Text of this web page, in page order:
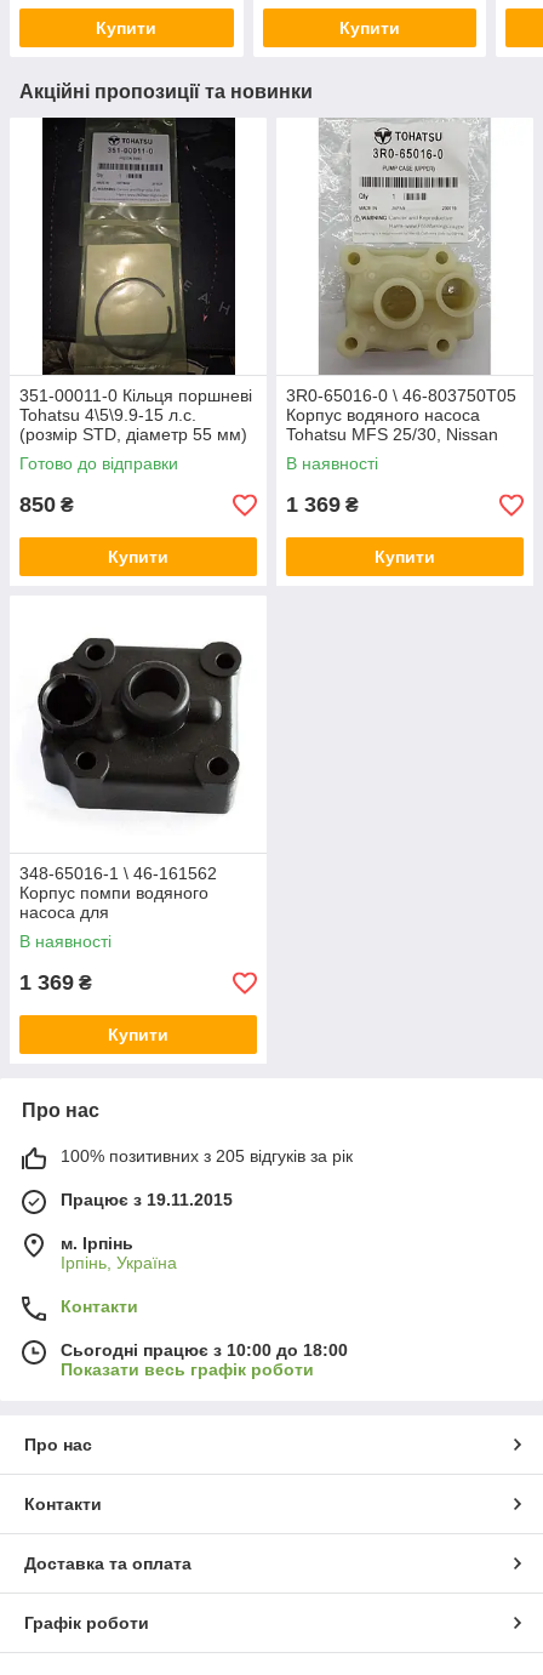
Купити Купити
Акційні пропозиції та новинки
351-00011-0 Кільця поршневі
Tohatsu 4\5\9.9-15 л.с.
(розмір STD, діаметр 55 мм)
Готово до відправки
850 ₴
Купити
3R0-65016-0 \ 46-803750T05
Корпус водяного насоса
Tohatsu MFS 25/30, Nissan
NSF25, NSF30
В наявності
1 369 ₴
Купити
348-65016-1 \ 46-161562
Корпус помпи водяного
насоса для
TOHATSU/MERCURY 25-
30/40C
В наявності
1 369 ₴
Купити
Про нас
100% позитивних з 205 відгуків за рік
Працює з 19.11.2015
м. Ірпінь
Ірпінь, Україна
Контакти
Сьогодні працює з 10:00 до 18:00
Показати весь графік роботи
Про нас
Контакти
Доставка та оплата
Графік роботи